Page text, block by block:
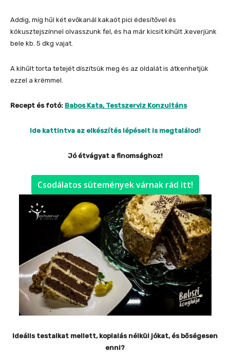
Addig, míg hűl két evőkanál kakaót pici édesítővel és
kókusztejszínnel olvasszunk fel, és ha már kicsit kihűlt ,keverjünk
bele kb. 5 dkg vajat.
A kihűlt torta tetejét díszítsük meg és az oldalát is átkenhetjük
ezzel a krémmel.
Recept és fotó: Babos Kata, Testszerviz Konzultáns
Ide kattintva az elkészítés lépéseit is megtalálod!
Jó étvágyat a finomsághoz!
Csodálatos sütemények várnak rád itt!
Ideális testalkat mellett, koplalás nélkül jókat, és bőségesen
enni?